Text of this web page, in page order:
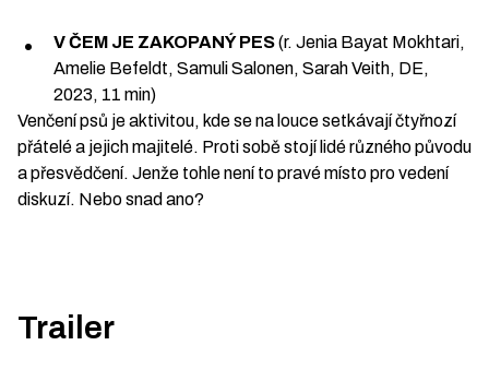
V ČEM JE ZAKOPANÝ PES(r. Jenia Bayat Mokhtari,
Amelie Befeldt, Samuli Salonen, Sarah Veith, DE,
2023, 11 min)
Venčení psů je aktivitou, kde se na louce setkávají čtyřnozí
přátelé a jejich majitelé. Proti sobě stojí lidé různého původu
a přesvědčení. Jenže tohle není to pravé místo pro vedení
diskuzí. Nebo snad ano?
Trailer